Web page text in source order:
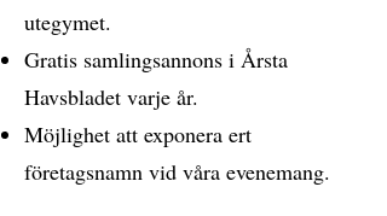
utegymet.
Gratis samlingsannons i Årsta
Havsbladet varje år.
Möjlighet att exponera ert
företagsnamn vid våra evenemang.